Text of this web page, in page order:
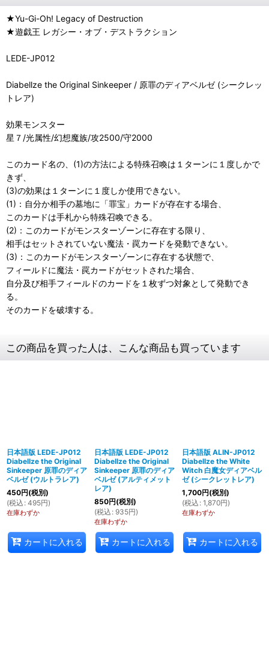
★Yu-Gi-Oh! Legacy of Destruction
★遊戯王 レガシー・オブ・デストラクション
LEDE-JP012
Diabellze the Original Sinkeeper / 原罪のディアベルゼ (シークレッ
トレア)
効果モンスター
星７/光属性/幻想魔族/攻2500/守2000
このカード名の、(1)の方法による特殊召喚は１ターンに１度しかで
きず、
(3)の効果は１ターンに１度しか使用できない。
(1)：自分か相手の墓地に「罪宝」カードが存在する場合、
このカードは手札から特殊召喚できる。
(2)：このカードがモンスターゾーンに存在する限り、
相手はセットされていない魔法・罠カードを発動できない。
(3)：このカードがモンスターゾーンに存在する状態で、
フィールドに魔法・罠カードがセットされた場合、
自分及び相手フィールドのカードを１枚ずつ対象として発動でき
る。
そのカードを破壊する。
この商品を買った人は、こんな商品も買っています
日本語版 LEDE-JP012
Diabellze the Original
Sinkeeper 原罪のディア
ベルゼ (ウルトラレア)
450円(税別)
(税込 : 495円)
在庫わずか
カートに入れる
日本語版 LEDE-JP012
Diabellze the Original
Sinkeeper 原罪のディア
ベルゼ (アルティメット
レア)
850円(税別)
(税込 : 935円)
在庫わずか
カートに入れる
日本語版 ALIN-JP012
Diabellze the White
Witch 白魔女ディアベル
ゼ (シークレットレア)
1,700円(税別)
(税込 : 1,870円)
在庫わずか
カートに入れる